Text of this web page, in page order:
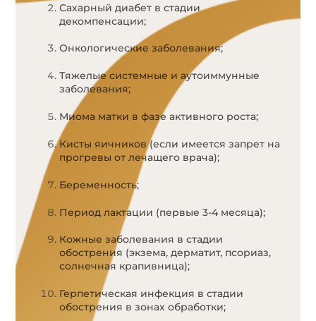
Сахарный диабет в стадии
декомпенсации;
Онкологические заболевания;
Тяжелые системные и аутоиммунные
заболевания;
Миома матки в фазе активного роста;
Кисты яичников (если имеется запрет на
прогревы от лечащего врача);
Беременность;
Период лактации (первые 3-4 месяца);
Кожные заболевания в стадии
обострения (экзема, дерматит, псориаз,
солнечная крапивница);
Герпетическая инфекция в стадии
обострения в зонах обработки;